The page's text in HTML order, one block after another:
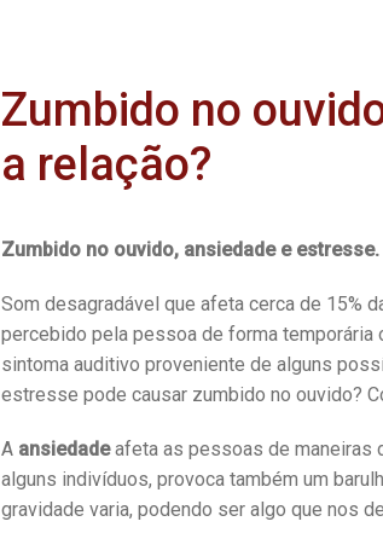
Zumbido no
a relação?
Zumbido no ouvido, ansiedade e
Som desagradável que afeta cerca de 15%
percebido pela pessoa de forma
sintoma auditivo proveniente de alguns
estresse pode causar zumbido no ouvido?
A ansiedadeafeta as pessoas de maneiras
alguns indivíduos, provoca também um
gravidade varia, podendo ser algo que nos